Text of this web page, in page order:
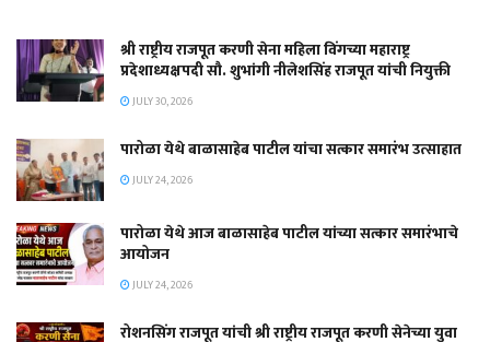
श्री राष्ट्रीय राजपूत करणी सेना महिला विंगच्या महाराष्ट्र
प्रदेशाध्यक्षपदी सौ. शुभांगी नीलेशसिंह राजपूत यांची नियुक्ती
JULY 30, 2026
पारोळा येथे बाळासाहेब पाटील यांचा सत्कार समारंभ उत्साहात
JULY 24, 2026
पारोळा येथे आज बाळासाहेब पाटील यांच्या सत्कार समारंभाचे
आयोजन
JULY 24, 2026
रोशनसिंग राजपूत यांची श्री राष्ट्रीय राजपूत करणी सेनेच्या युवा